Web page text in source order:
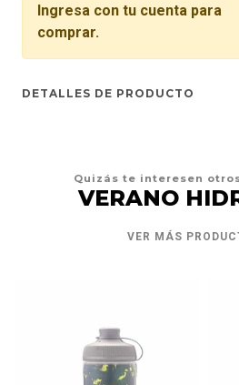
Ingresa con tu cuenta para
comprar.
DETALLES DE PRODUCTO
Quizás te interesen
VERANO
VER MÁS